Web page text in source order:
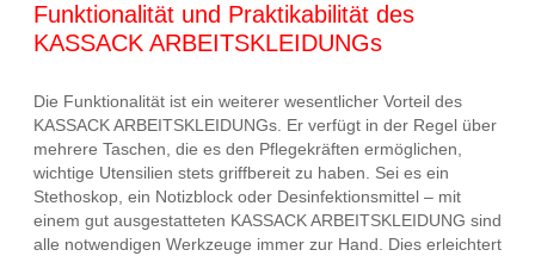
Funktionalität und Praktikabilität des
KASSACK ARBEITSKLEIDUNGs
Die Funktionalität ist ein weiterer wesentlicher Vorteil des
KASSACK ARBEITSKLEIDUNGs. Er verfügt in der Regel über
mehrere Taschen, die es den Pflegekräften ermöglichen,
wichtige Utensilien stets griffbereit zu haben. Sei es ein
Stethoskop, ein Notizblock oder Desinfektionsmittel – mit
einem gut ausgestatteten KASSACK ARBEITSKLEIDUNG sind
alle notwendigen Werkzeuge immer zur Hand. Dies erleichtert